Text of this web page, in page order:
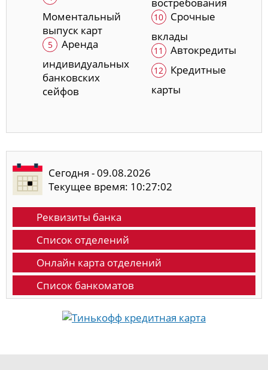
Моментальный
выпуск карт
Аренда
индивидуальных
банковских
сейфов
востребования
Срочные
вклады
Автокредиты
Кредитные
карты
Сегодня - 09.08.2026
Текущее время: 10:27:03
Реквизиты банка
Список отделений
Онлайн карта отделений
Список банкоматов